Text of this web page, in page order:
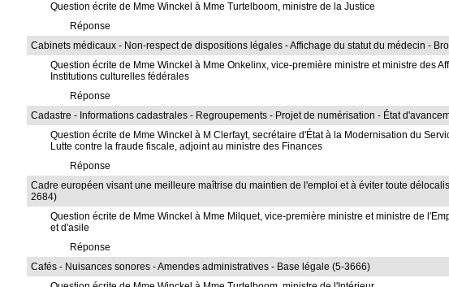
Question écrite de Mme Winckel à Mme Turtelboom, ministre de la Justice
Réponse
Cabinets médicaux - Non-respect de dispositions légales - Affichage du statut du médecin -
Question écrite de Mme Winckel à Mme Onkelinx, vice-première ministre et ministre des
Institutions culturelles fédérales
Réponse
Cadastre - Informations cadastrales - Regroupements - Projet de numérisation - État
Question écrite de Mme Winckel à M Clerfayt, secrétaire d'État à la Modernisation du
Lutte contre la fraude fiscale, adjoint au ministre des Finances
Réponse
Cadre européen visant une meilleure maîtrise du maintien de l'emploi et à éviter toute
2684)
Question écrite de Mme Winckel à Mme Milquet, vice-première ministre et ministre de
et d'asile
Réponse
Cafés - Nuisances sonores - Amendes administratives - Base légale (5-3666)